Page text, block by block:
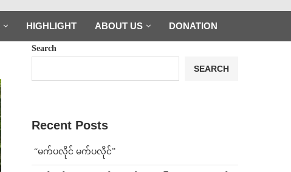
HIGHLIGHT ABOUT US DONATION
Search
SEARCH
Recent Posts
⁨ ⁨“မက်ပလိုင် မက်ပလိုင်”